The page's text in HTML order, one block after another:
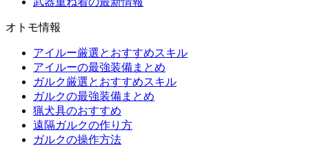
オトモ情報
アイルー厳選とおすすめスキル
アイルーの最強装備まとめ
ガルク厳選とおすすめスキル
ガルクの最強装備まとめ
猟犬具のおすすめ
遠隔ガルクの作り方
ガルクの操作方法